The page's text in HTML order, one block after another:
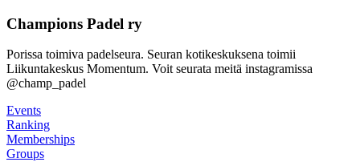
Champions Padel ry
Porissa toimiva padelseura. Seuran kotikeskuksena toimii
Liikuntakeskus Momentum. Voit seurata meitä instagramissa
@champ_padel
Events
Ranking
Memberships
Groups